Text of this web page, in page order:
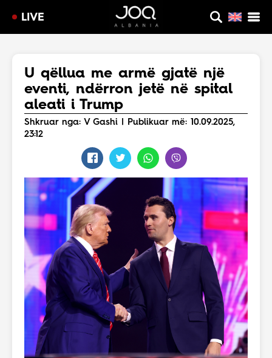
LIVE
U qëllua me armë gjatë një
eventi, ndërron jetë në spital
aleati i Trump
Shkruar nga: V Gashi | Publikuar më: 10.09.2025,
23:12